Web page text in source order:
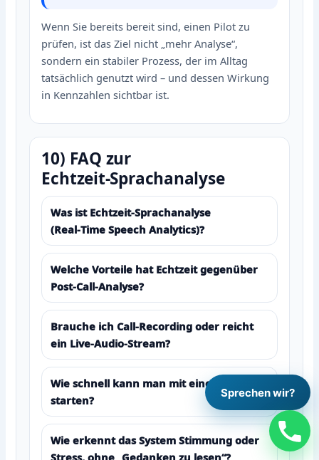
Wenn Sie bereits bereit sind, einen Pilot zu
prüfen, ist das Ziel nicht „mehr Analyse“,
sondern ein stabiler Prozess, der im Alltag
tatsächlich genutzt wird – und dessen Wirkung
in Kennzahlen sichtbar ist.
10) FAQ zur
Echtzeit‑Sprachanalyse
Was ist Echtzeit‑Sprachanalyse
(Real‑Time Speech Analytics)?
Welche Vorteile hat Echtzeit gegenüber
Post‑Call‑Analyse?
Brauche ich Call‑Recording oder reicht
ein Live‑Audio‑Stream?
Wie schnell kann man mit einem Pilot
starten?
Wie erkennt das System Stimmung oder
Stress, ohne „Gedanken zu lesen“?
Sprechen wir?